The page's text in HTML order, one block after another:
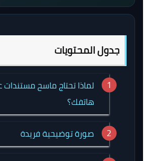
جدول المحتويات
لماذا تحتاج ماسح
هاتفك؟
صورة توضيحية فريدة